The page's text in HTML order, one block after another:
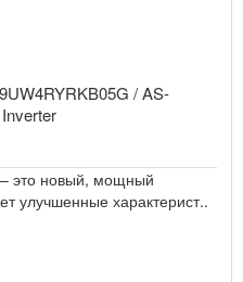
/ AS-
это новый, мощный
улучшенные характерист..